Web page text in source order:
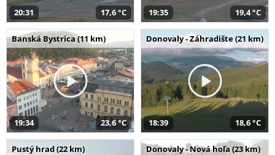
20:31 17,6 °C 19:35 19,4 °C
Banská Bystrica (11 km)
19:34 23,6 °C
Donovaly - Záhradište (21 km)
18:39 18,6 °C
Pustý hrad (22 km) Donovaly - Nová hoľa (23 km)